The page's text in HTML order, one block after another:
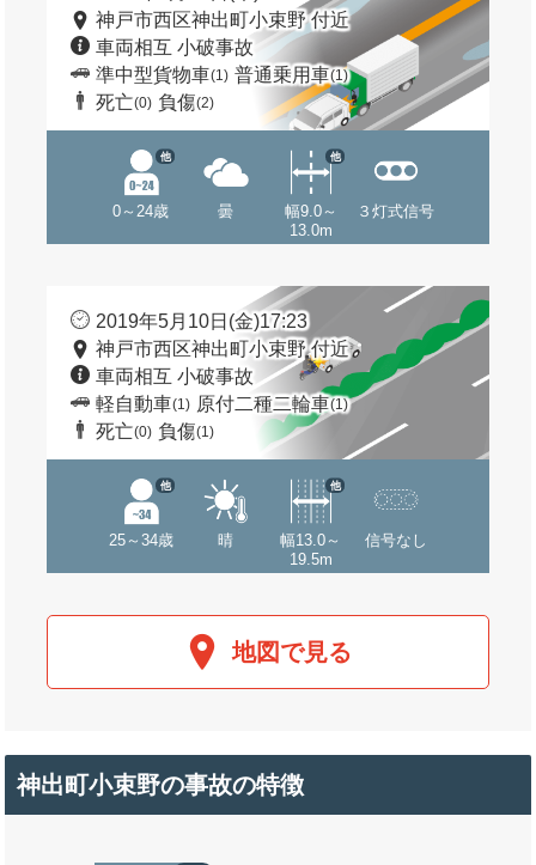
神戸市西区神出町小束野 付近
車両相互 小破事故
準中型貨物車(1) 普通乗用車(1)
死亡(0) 負傷(2)
0～24歳
他
曇
幅9.0～
13.0m
他
３灯式信号
2019年5月10日(金)17:23
神戸市西区神出町小束野 付近
車両相互 小破事故
軽自動車(1) 原付二種二輪車(1)
死亡(0) 負傷(1)
25～34歳
他
晴
幅13.0～
19.5m
他
信号なし
地図で見る
神出町小束野の事故の特徴